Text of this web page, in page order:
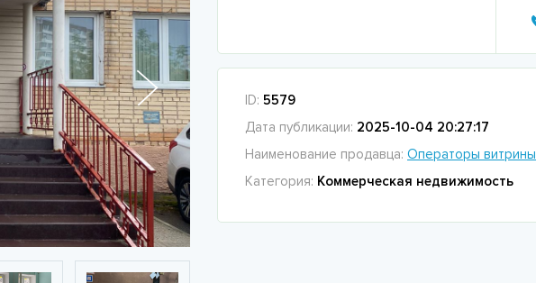
ID: 5579
Дата публикации: 2025-10-04 20:27:17
Наименование продавца: Операторы витрины
Категория: Коммерческая недвижимость